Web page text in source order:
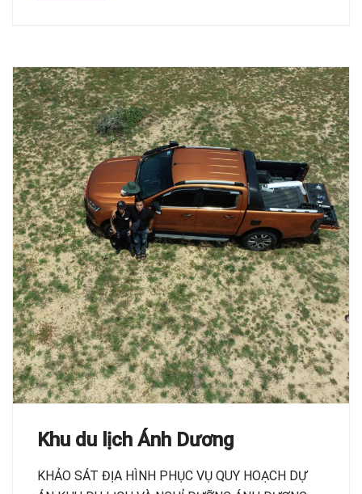
Khu du lịch Ánh Dương
KHẢO SÁT ĐỊA HÌNH PHỤC VỤ QUY HOẠCH DỰ